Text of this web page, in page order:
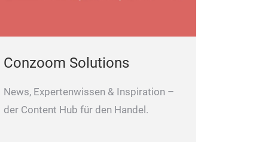
Conzoom Solutions
News, Expertenwissen & Inspiration –
der Content Hub für den Handel.